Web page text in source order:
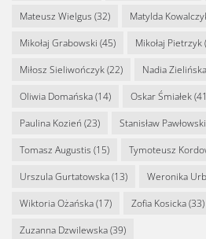
Mateusz Wielgus (32) Matylda
Mikołaj Grabowski (45) Mikołaj Pietrzyk
Miłosz Sieliwończyk(22) Nadia Zielińska
Oliwia Domańska(14) Oskar Śmiałek
Paulina Kozień (23) Stanisław Pawłowski
Tomasz Augustis (15) Tymoteusz
Urszula Gurtatowska(13) Weronika
Wiktoria Ożańska(17) Zofia Kosicka(33)
Zuzanna Dzwilewska(39)